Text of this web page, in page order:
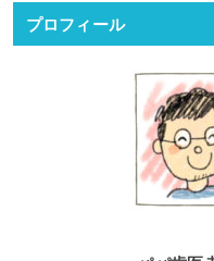
プロフィール